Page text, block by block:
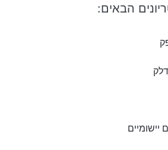
הבאים:
יישומיים